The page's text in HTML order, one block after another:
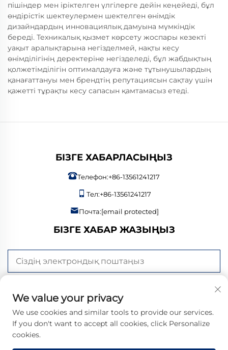
пішіндер мен іріктелген үлгілерге дейін кеңейеді, бұл
өндірістік шектеулермен шектелген өнімдік
дизайндардың инновациялық дамуына мүмкіндік
береді. Техникалық қызмет көрсету жоспары кезекті
уақыт аралықтарына негізделмей, нақты кесу
өнімділігінің деректеріне негізделеді, бұл жабдықтың
қолжетімділігін оптималдауға және тұтынушылардың
қанағаттануы мен брендтің репутациясын сақтау үшін
қажетті тұрақты кесу сапасын қамтамасыз етеді.
БІЗГЕ ХАБАРЛАСЫҢЫЗ
Телефон:+86-13561241217
Тел:+86-13561241217
Почта:[email protected]
БІЗГЕ ХАБАР ЖАЗЫҢЫЗ
ИЗДЕНУ КЕСІҢІЗ
© 2026 Bangzheng (Shandong) Intelligent Manufacturing Co., Ltd.
Барлық құқықтар қорғалған. | Жеке деректерді қорғау саясаты
We value your privacy
We use cookies and similar tools to provide our services.
If you don't want to accept all cookies, click Personalize
cookies.